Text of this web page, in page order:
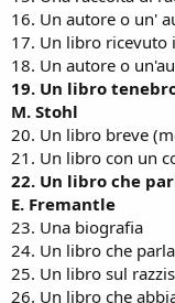
16. Un autore o un'
17. Un libro ricevuto
18. Un autore o
19. Un libro
M. Stohl
20. Un libro breve
21. Un libro con un
22. Un libro che
E. Fremantle
23. Una biografia
24. Un libro che
25. Un libro sul
26. Un libro che